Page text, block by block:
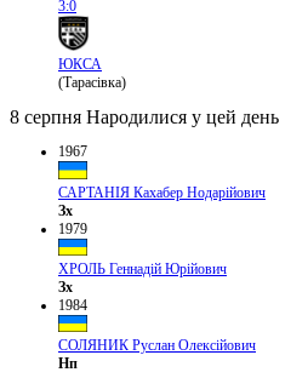
3:0
ЮКСА
(Тарасівка)
8 серпня Народилися у цей день
1967
САРТАНІЯ Кахабер Нодарійович
Зх
1979
ХРОЛЬ Геннадій Юрійович
Зх
1984
СОЛЯНИК Руслан Олексійович
Нп